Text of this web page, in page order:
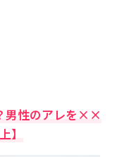
男性のアレを××
】